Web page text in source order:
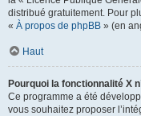
distribué gratuitement. Pour
« À propos de phpBB » (en
Haut
Pourquoi la fonctionnalité X
Ce programme a été
vous souhaitez proposer